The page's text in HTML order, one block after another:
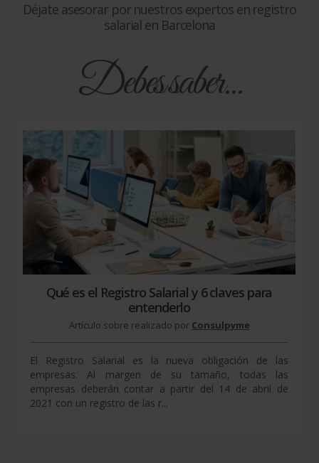
Déjate asesorar por nuestros expertos en registro
salarial en Barcelona
Debes saber...
Qué es el Registro Salarial y 6 claves para
entenderlo
Artículo sobre realizado por Consulpyme
El Registro Salarial es la nueva obligación de las
empresas. Al margen de su tamaño, todas las
empresas deberán contar a partir del 14 de abril de
2021 con un registro de las r...